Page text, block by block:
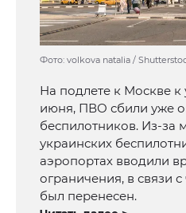
Фото: volkova natalia /
На подлете к Москве к
июня, ПВО сбили уже
беспилотников. Из-за
украинских
аэропортах вводили
ограничения, в связи
был перенесен.